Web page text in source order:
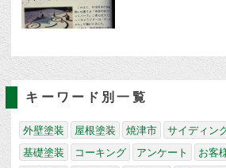
キーワード別一覧
外壁塗装 屋根塗装 焼津市 サイディン
基礎塗装
コーキング アンケート お客